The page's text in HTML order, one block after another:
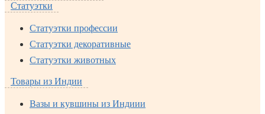
Статуэтки
Статуэтки профессии
Статуэтки декоративные
Статуэтки животных
Товары из Индии
Вазы и кувшины из Индиии